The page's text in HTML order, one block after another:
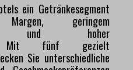
ein Getränkesegment
geringem
und hoher
Mit fünf gezielt
Sie unterschiedliche